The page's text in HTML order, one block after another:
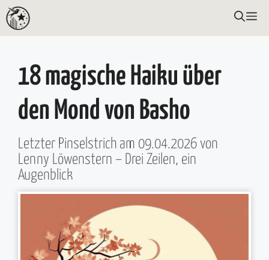
Zum
Inhalt
18 magische Haiku über
den Mond von Basho
Letzter Pinselstrich am 09.04.2026 von
Lenny Löwenstern – Drei Zeilen, ein
Augenblick